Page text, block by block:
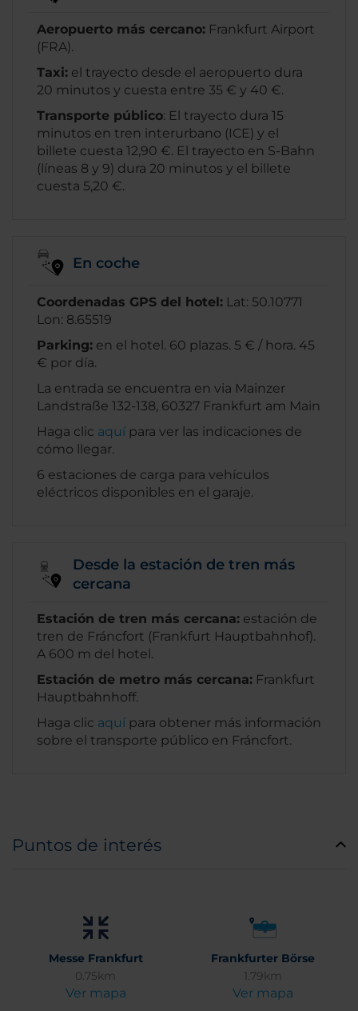
Aeropuerto más cercano: Frankfurt Airport
(FRA).
Taxi: el trayecto desde el aeropuerto dura
20 minutos y cuesta entre 35 € y 40 €.
Transporte público: El trayecto dura 15
minutos en tren interurbano (ICE) y el
billete cuesta 12,90 €. El trayecto en S-Bahn
(líneas 8 y 9) dura 20 minutos y el billete
cuesta 5,20 €.
En coche
Coordenadas GPS del hotel: Lat: 50.10771
Lon: 8.65519
Parking: en el hotel. 60 plazas. 5 € / hora. 45
€ por día.
La entrada se encuentra en via Mainzer
Landstraße 132-138, 60327 Frankfurt am Main
Haga clic aquí para ver las indicaciones de
cómo llegar.
6 estaciones de carga para vehículos
eléctricos disponibles en el garaje.
Desde la estación de tren más
cercana
Estación de tren más cercana: estación de
tren de Fráncfort (Frankfurt Hauptbahnhof).
A 600 m del hotel.
Estación de metro más cercana: Frankfurt
Hauptbahnhoff.
Haga clic aquí para obtener más información
sobre el transporte público en Fráncfort.
Puntos de interés
Messe Frankfurt
0.75km
Ver mapa
Frankfurter Börse
1.79km
Ver mapa